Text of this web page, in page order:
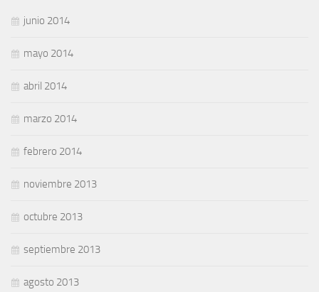
junio 2014
mayo 2014
abril 2014
marzo 2014
febrero 2014
noviembre 2013
octubre 2013
septiembre 2013
agosto 2013